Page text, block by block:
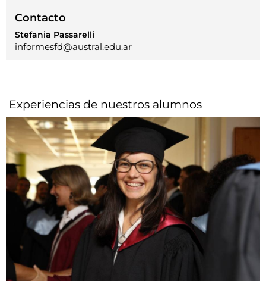
Contacto
Stefania Passarelli
informesfd@austral.edu.ar
Experiencias de nuestros alumnos​